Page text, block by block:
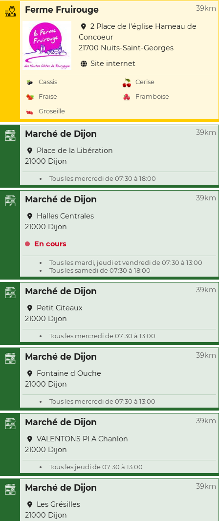
Ferme Fruirouge 39km
2 Place de l'église Hameau de
Concoeur
21700 Nuits-Saint-Georges
Site internet
Cassis
Cerise
Fraise
Framboise
Groseille
Marché de Dijon 39km
Place de la Libération
21000 Dijon
Tous les mercredi de 07:30 à 18:00
Marché de Dijon 39km
Halles Centrales
21000 Dijon
En cours
Tous les mardi, jeudi et vendredi de 07:30 à 13:00
Tous les samedi de 07:30 à 18:00
Marché de Dijon 39km
Petit Citeaux
21000 Dijon
Tous les mercredi de 07:30 à 13:00
Marché de Dijon 39km
Fontaine d Ouche
21000 Dijon
Tous les mercredi de 07:30 à 13:00
Marché de Dijon 39km
VALENTONS Pl A Chanlon
21000 Dijon
Tous les jeudi de 07:30 à 13:00
Marché de Dijon 39km
Les Grésilles
21000 Dijon